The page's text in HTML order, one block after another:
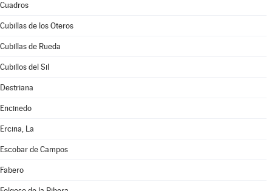
Cuadros
Cubillas de los Oteros
Cubillas de Rueda
Cubillos del Sil
Destriana
Encinedo
Ercina, La
Escobar de Campos
Fabero